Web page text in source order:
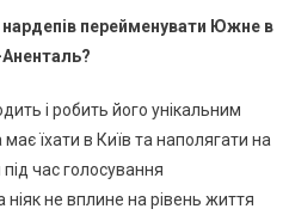
перейменувати Южне в
і робить його унікальним
їхати в Київ та наполягати на
під час голосування
не вплине на рівень життя